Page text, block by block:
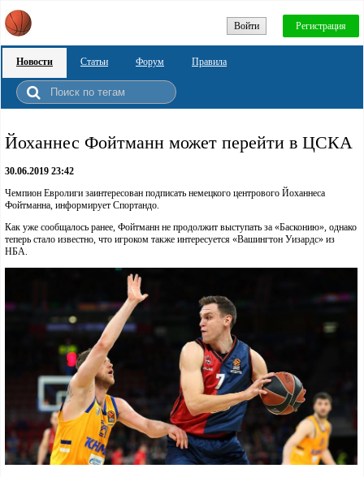
Войти Регистрация
Новости Статьи Форум Правила
Йоханнес Фойтманн может перейти в ЦСКА
30.06.2019 23:42
Чемпион Евролиги заинтересован подписать немецкого центрового Йоханнеса
Фойтманна, информирует Спортандо.
Как уже сообщалось ранее, Фойтманн не продолжит выступать за «Басконию», однако
теперь стало известно, что игроком также интересуется «Вашингтон Уизардс» из
НБА.